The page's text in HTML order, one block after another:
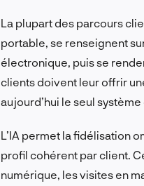
La plupart des parcours
portable, se renseignent
électronique, puis se
clients doivent leur offrir
aujourd’hui le seul
L’IA permet la fidélisation
profil cohérent par client.
numérique, les visites en